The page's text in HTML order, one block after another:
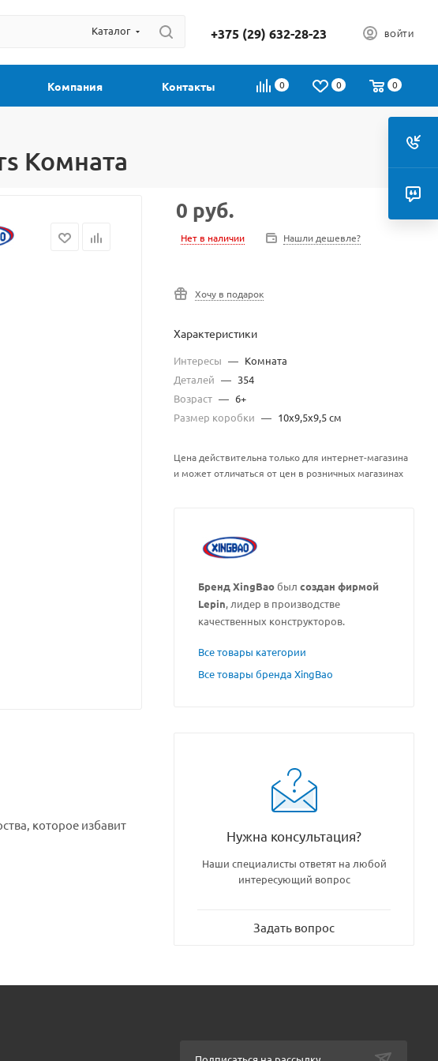
Каталог +375 (29) 632-28-23 ВОЙТИ
0 0 0
Компания Контакты
Комната
которое избавит
0 руб.
Нет в наличии Нашли дешевле?
Хочу в подарок
Характеристики
Интересы — Комната
Деталей — 354
Возраст — 6+
Размер коробки — 10х9,5х9,5 см
Цена действительна только для интернет-магазина
и может отличаться от цен в розничных магазинах
Бренд XingBaoбыл создан фирмой
Lepin, лидер в производстве
качественных конструкторов.
Все товары категории
Все товары бренда XingBao
Нужна консультация?
Наши специалисты ответят на любой
интересующий вопрос
Задать вопрос